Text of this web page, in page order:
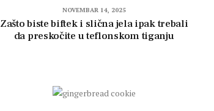
NOVEMBAR 14, 2025
Zašto biste biftek i slična jela ipak trebali
da preskočite u teflonskom tiganju